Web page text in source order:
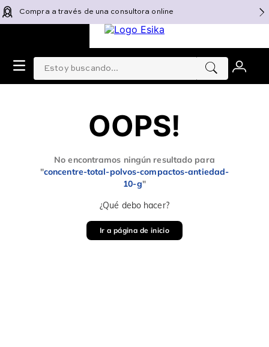
Compra a través de una consultora online
Estoy buscando...
OOPS!
No encontramos ningún resultado para
"concentre-total-polvos-compactos-antiedad-
10-g"
¿Qué debo hacer?
Ir a página de inicio